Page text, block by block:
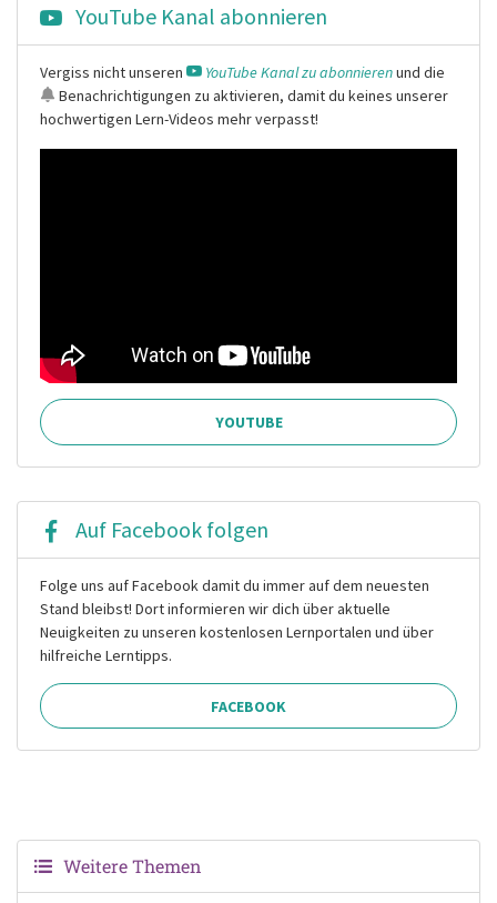
YouTube Kanal abonnieren
Vergiss nicht unseren YouTube Kanal zu abonnierenund die
Benachrichtigungen zu aktivieren, damit du keines unserer
hochwertigen Lern-Videos mehr verpasst!
YOUTUBE
Auf Facebook folgen
Folge uns auf Facebook damit du immer auf dem neuesten
Stand bleibst! Dort informieren wir dich über aktuelle
Neuigkeiten zu unseren kostenlosen Lernportalen und über
hilfreiche Lerntipps.
FACEBOOK
Weitere Themen